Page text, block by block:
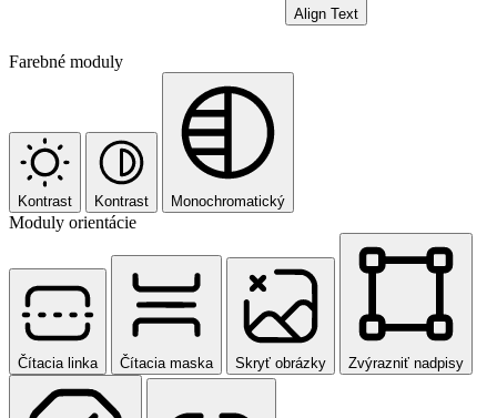
Align Text
Farebné moduly
Kontrast Kontrast Monochromatický
Moduly orientácie
Čítacia linka Čítacia maska Skryť obrázky Zvýrazniť nadpisy